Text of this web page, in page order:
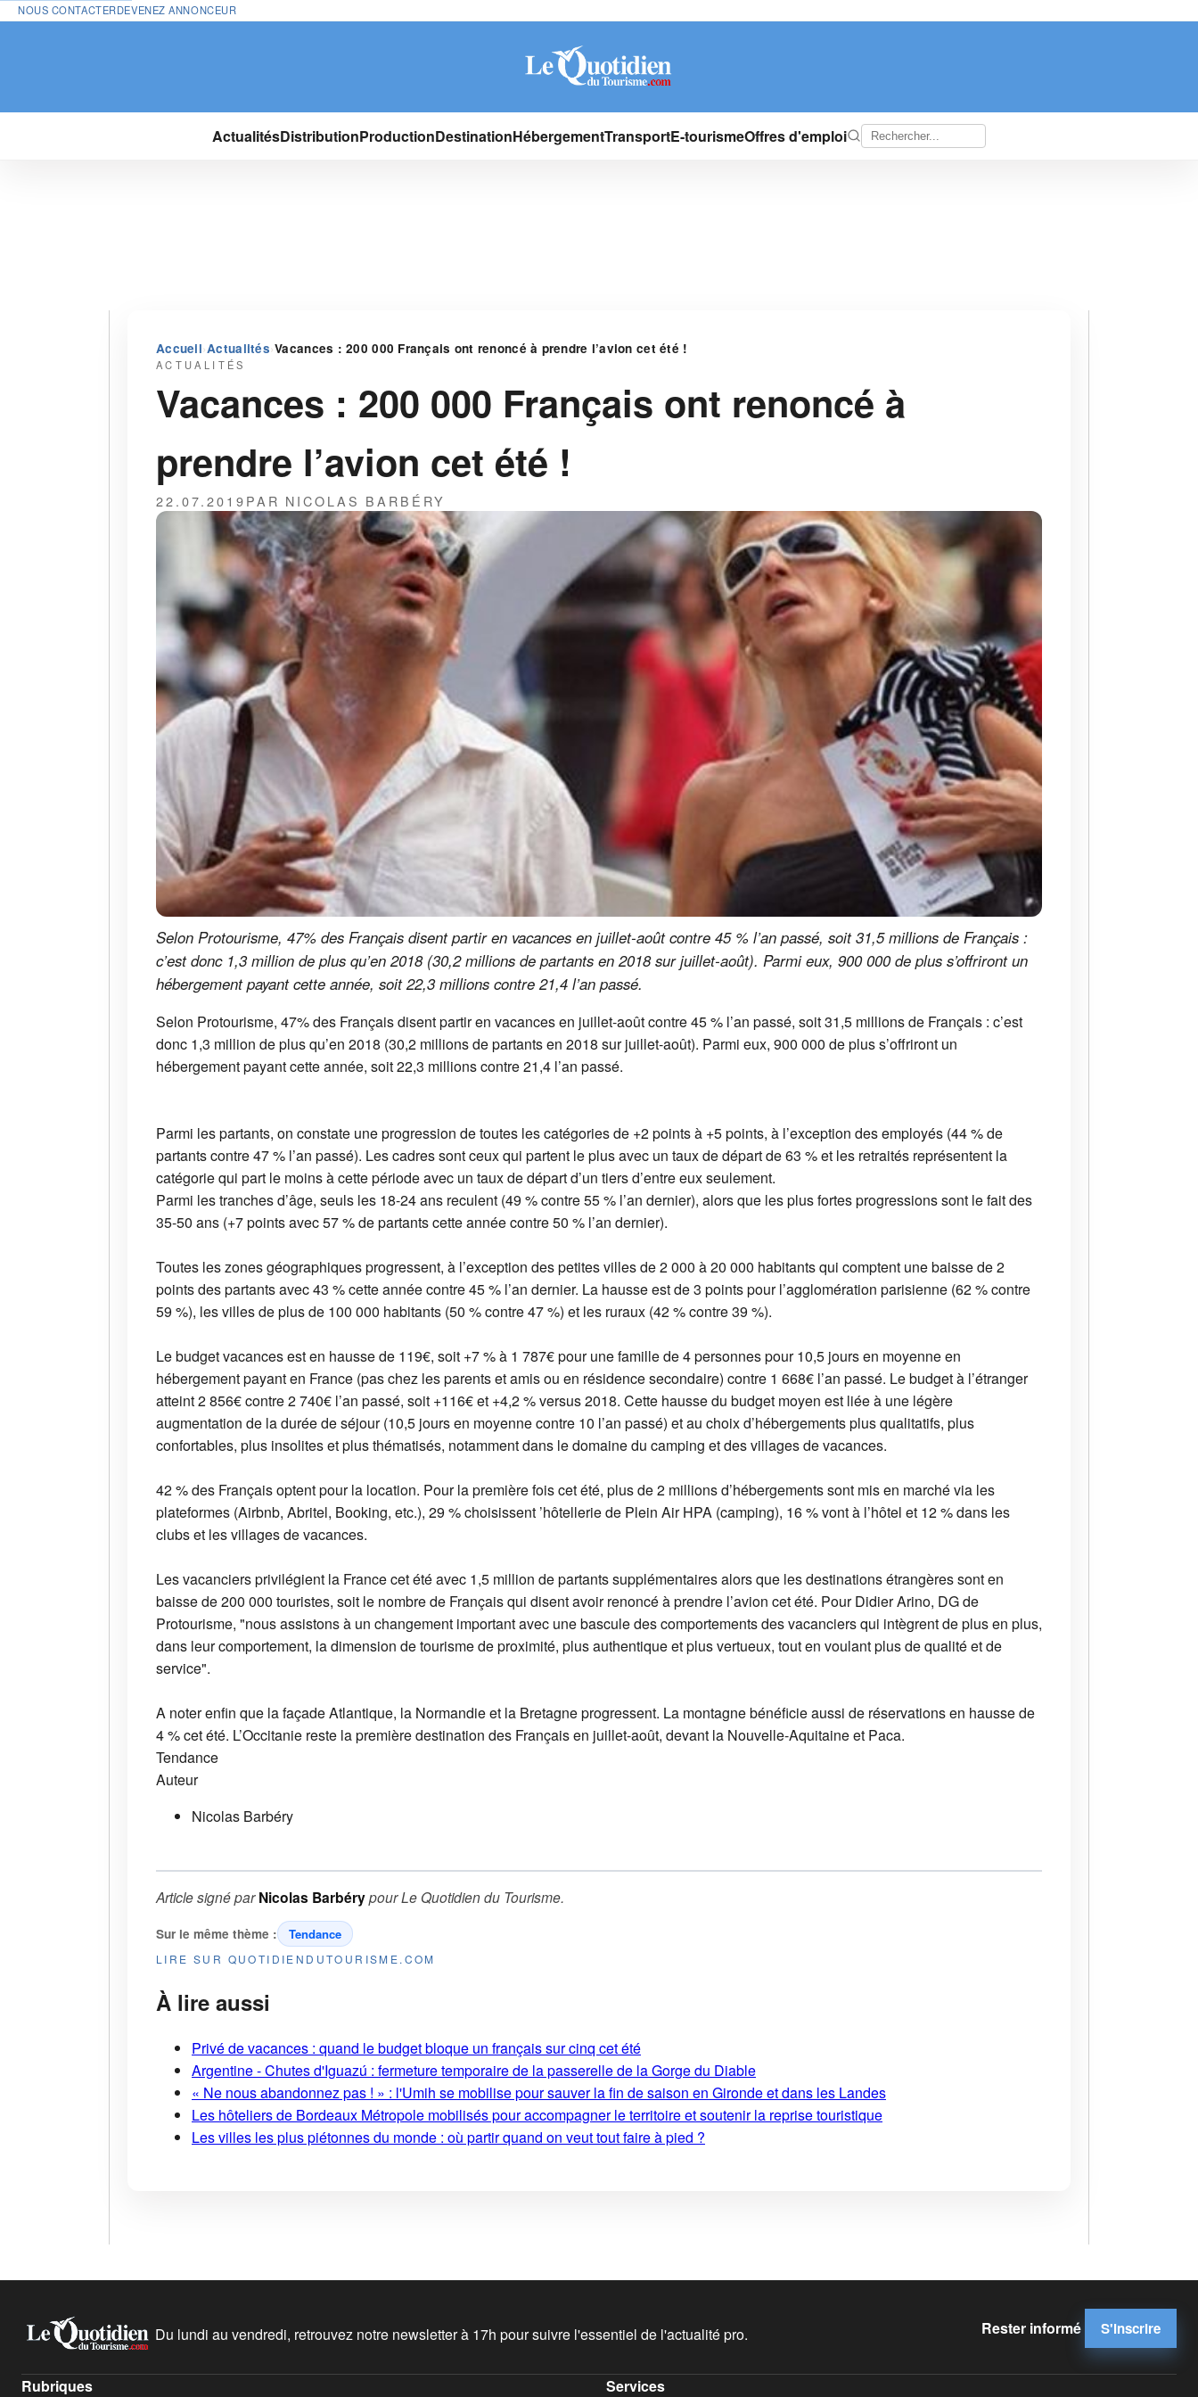
NOUS CONTACTERDEVENEZ ANNONCEUR
ActualitésDistributionProductionDestinationHébergementTransportE-tourismeOffres d'emploi
Accueil›Actualités›Vacances : 200 000 Français ont renoncé à prendre l’avion cet été !
ACTUALITÉS
Vacances : 200 000 Français ont renoncé à
prendre l’avion cet été !
22.07.2019PAR NICOLAS BARBÉRY
Selon Protourisme, 47% des Français disent partir en vacances en juillet-août contre 45 % l’an passé, soit 31,5 millions de Français :
c’est donc 1,3 million de plus qu’en 2018 (30,2 millions de partants en 2018 sur juillet-août). Parmi eux, 900 000 de plus s’offriront un
hébergement payant cette année, soit 22,3 millions contre 21,4 l’an passé.
Selon Protourisme, 47% des Français disent partir en vacances en juillet-août contre 45 % l’an passé, soit 31,5 millions de Français : c’est
donc 1,3 million de plus qu’en 2018 (30,2 millions de partants en 2018 sur juillet-août). Parmi eux, 900 000 de plus s’offriront un
hébergement payant cette année, soit 22,3 millions contre 21,4 l’an passé.
Parmi les partants, on constate une progression de toutes les catégories de +2 points à +5 points, à l’exception des employés (44 % de
partants contre 47 % l’an passé). Les cadres sont ceux qui partent le plus avec un taux de départ de 63 % et les retraités représentent la
catégorie qui part le moins à cette période avec un taux de départ d’un tiers d’entre eux seulement.
Parmi les tranches d’âge, seuls les 18-24 ans reculent (49 % contre 55 % l’an dernier), alors que les plus fortes progressions sont le fait des
35-50 ans (+7 points avec 57 % de partants cette année contre 50 % l’an dernier).
Toutes les zones géographiques progressent, à l’exception des petites villes de 2 000 à 20 000 habitants qui comptent une baisse de 2
points des partants avec 43 % cette année contre 45 % l’an dernier. La hausse est de 3 points pour l’agglomération parisienne (62 % contre
59 %), les villes de plus de 100 000 habitants (50 % contre 47 %) et les ruraux (42 % contre 39 %).
Le budget vacances est en hausse de 119€, soit +7 % à 1 787€ pour une famille de 4 personnes pour 10,5 jours en moyenne en
hébergement payant en France (pas chez les parents et amis ou en résidence secondaire) contre 1 668€ l’an passé. Le budget à l’étranger
atteint 2 856€ contre 2 740€ l’an passé, soit +116€ et +4,2 % versus 2018. Cette hausse du budget moyen est liée à une légère
augmentation de la durée de séjour (10,5 jours en moyenne contre 10 l’an passé) et au choix d’hébergements plus qualitatifs, plus
confortables, plus insolites et plus thématisés, notamment dans le domaine du camping et des villages de vacances.
42 % des Français optent pour la location. Pour la première fois cet été, plus de 2 millions d’hébergements sont mis en marché via les
plateformes (Airbnb, Abritel, Booking, etc.), 29 % choisissent ’hôtellerie de Plein Air HPA (camping), 16 % vont à l’hôtel et 12 % dans les
clubs et les villages de vacances.
Les vacanciers privilégient la France cet été avec 1,5 million de partants supplémentaires alors que les destinations étrangères sont en
baisse de 200 000 touristes, soit le nombre de Français qui disent avoir renoncé à prendre l’avion cet été. Pour Didier Arino, DG de
Protourisme, "nous assistons à un changement important avec une bascule des comportements des vacanciers qui intègrent de plus en plus,
dans leur comportement, la dimension de tourisme de proximité, plus authentique et plus vertueux, tout en voulant plus de qualité et de
service".
A noter enfin que la façade Atlantique, la Normandie et la Bretagne progressent. La montagne bénéficie aussi de réservations en hausse de
4 % cet été. L’Occitanie reste la première destination des Français en juillet-août, devant la Nouvelle-Aquitaine et Paca.
Tendance
Auteur
Nicolas Barbéry
Article signé parNicolas BarbérypourLe Quotidien du Tourisme.
Sur le même thème : Tendance
LIRE SUR QUOTIDIENDUTOURISME.COM
À lire aussi
Privé de vacances : quand le budget bloque un français sur cinq cet été
Argentine - Chutes d'Iguazú : fermeture temporaire de la passerelle de la Gorge du Diable
« Ne nous abandonnez pas ! » : l'Umih se mobilise pour sauver la fin de saison en Gironde et dans les Landes
Les hôteliers de Bordeaux Métropole mobilisés pour accompagner le territoire et soutenir la reprise touristique
Les villes les plus piétonnes du monde : où partir quand on veut tout faire à pied ?
Du lundi au vendredi, retrouvez notre newsletter à 17h pour suivre l'essentiel de l'actualité pro. Rester informé S'inscrire
Rubriques Services